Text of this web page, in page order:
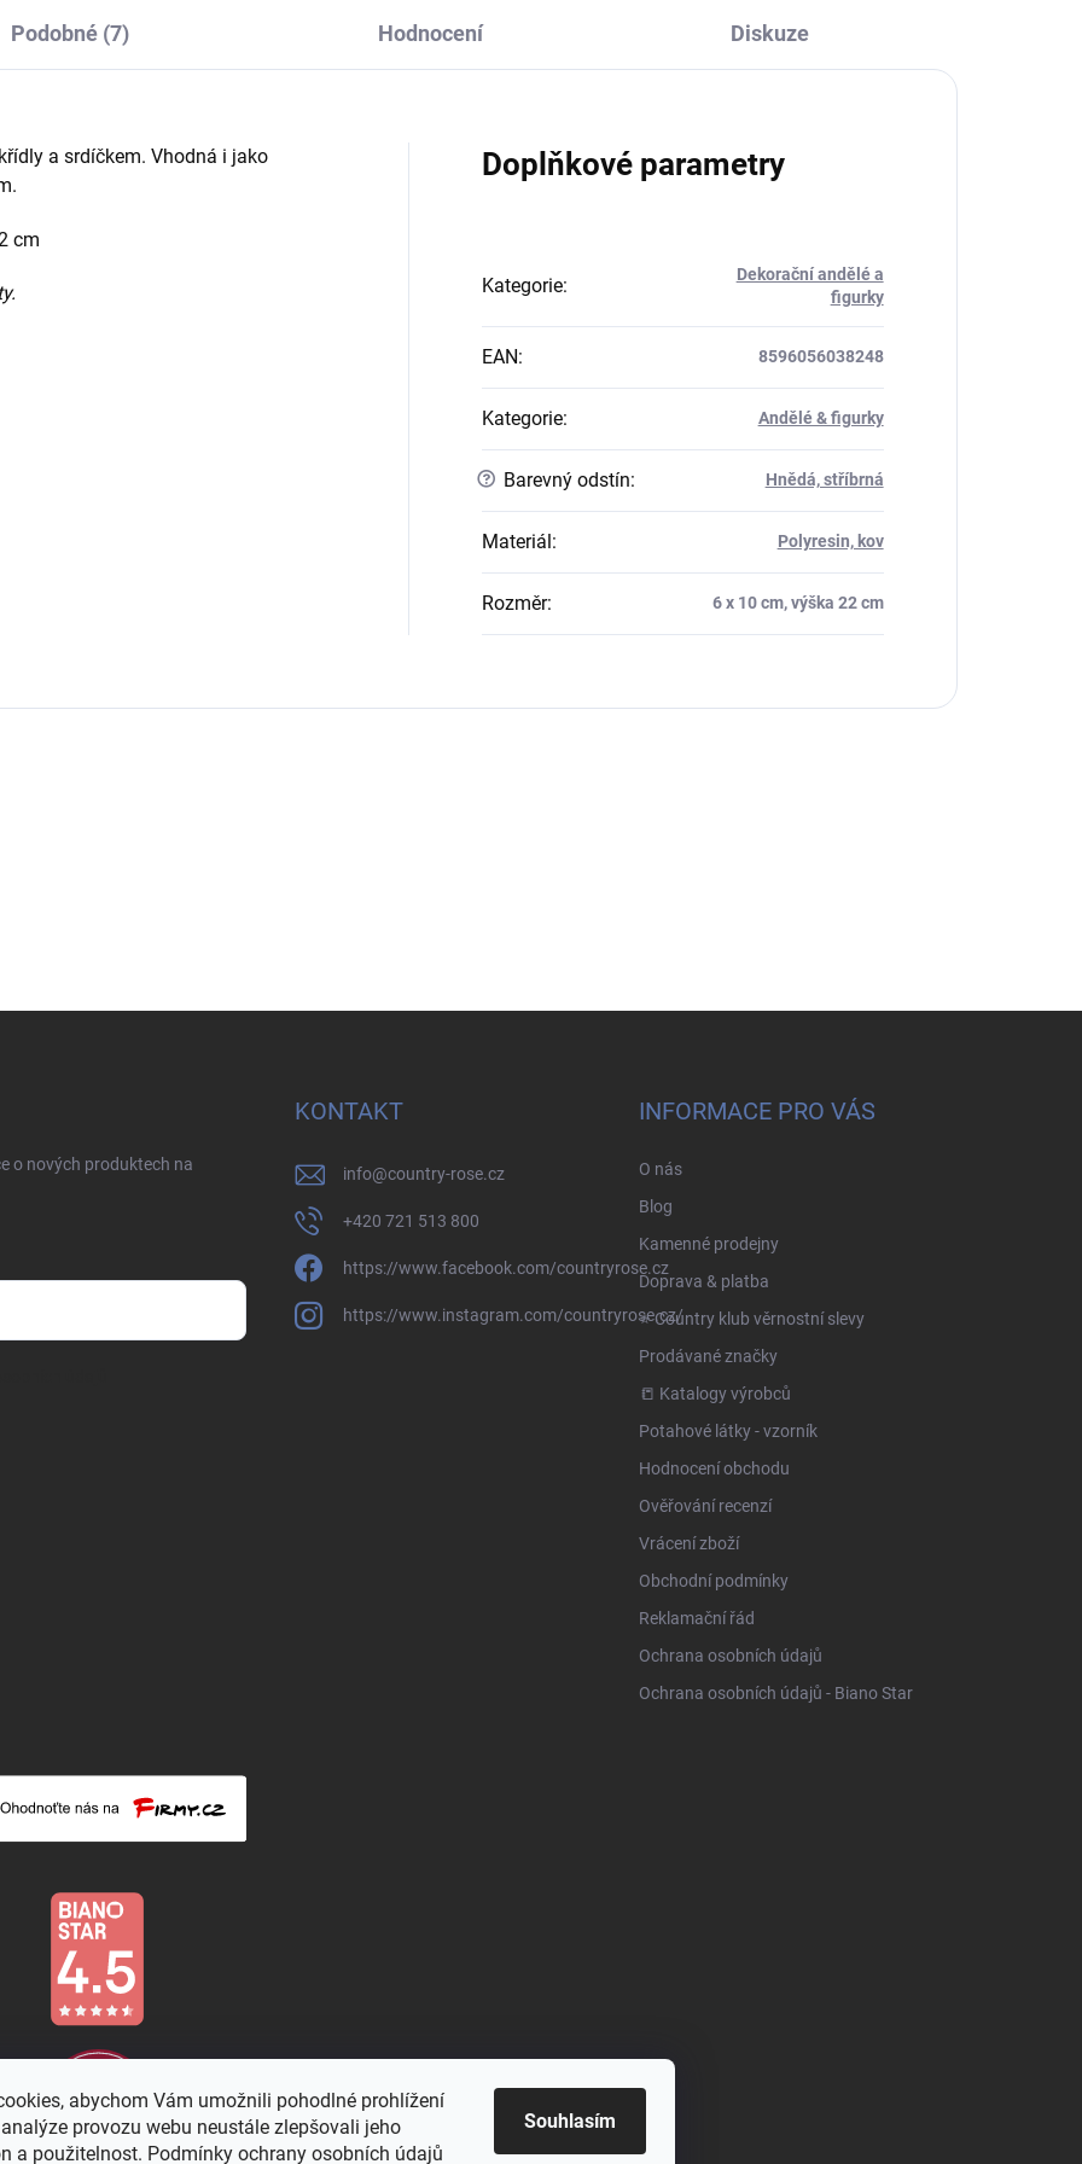
abychom Vám umožnili pohodlné prohlížení
provozu webu neustále zlepšovali jeho
a použitelnost. Podmínky ochrany osobních údajů
Souhlasím
Podobné (7) Hodnocení Diskuze
a srdíčkem. Vhodná i jako
cm
Doplňkové parametry
Kategorie:
Dekorační andělé a
figurky
EAN: 8596056038248
Kategorie: Andělé & figurky
? Barevný odstín: Hnědá, stříbrná
Materiál: Polyresin, kov
Rozměr: 6 x 10 cm, výška 22 cm
o nových produktech na
KONTAKT
info@country-rose.cz
+420 721 513 800
https://www.facebook.com/countryrose.cz
https://www.instagram.com/countryrose.cz/
INFORMACE PRO VÁS
O nás
Blog
Kamenné prodejny
Doprava & platba
⭐️ Country klub věrnostní slevy
Prodávané značky
📒 Katalogy výrobců
Potahové látky - vzorník
Hodnocení obchodu
Ověřování recenzí
Vrácení zboží
Obchodní podmínky
Reklamační řád
Ochrana osobních údajů
Ochrana osobních údajů - Biano Star